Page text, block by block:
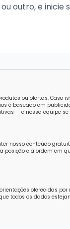
outro, e
ou ofertas.
é baseado em
— e nossa equipe
nosso conteúdo
e a ordem
oferecidas
todos os dados